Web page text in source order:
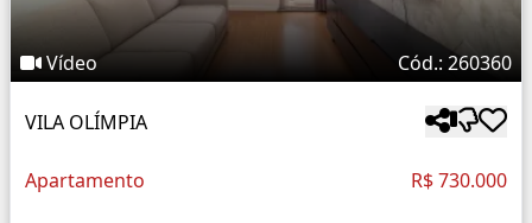
Vídeo Cód.: 260360
VILA OLÍMPIA
Apartamento R$ 730.000